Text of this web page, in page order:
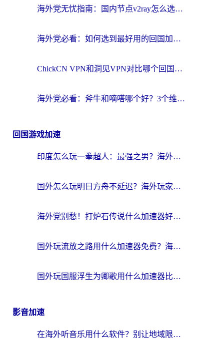
海外党无忧指南：国内节点v2ray怎么选？一键回国VPN+多场景实测帮你避坑
海外党必看：如何选到最好用的回国加速器？从节点到售后的全维度指南
ChickCN VPN和洞见VPN对比哪个回国效果更好？海外党亲测3款加速器+避坑指南
海外党必看：斧牛和嘀嗒哪个好？3个维度教你选对回国加速器
回国游戏加速
印度怎么玩一拳超人：最强之男？海外党国服游戏加速避坑指南
国外怎么玩明日方舟不延迟？海外玩家国服游戏加速终极指南（附DNF梦幻诛仙解决方案）
海外党别愁！打炉石传说什么加速器好用？3个实用技巧解决国服游戏卡顿
国外玩流放之路用什么加速器免费？海外党亲测有效的国服游戏加速指南
国外玩国服浮生为卿歌用什么加速器比较好？海外党亲测不踩坑指南
影音加速
在海外听音乐用什么软件？别让地域限制断了你的华语歌单